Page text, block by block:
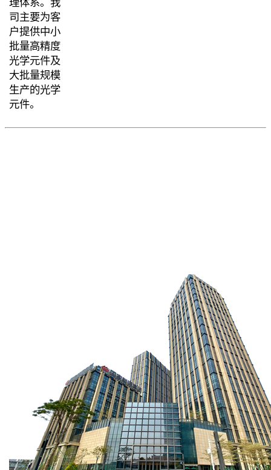
理体系。我
司主要为客
户提供中小
批量高精度
光学元件及
大批量规模
生产的光学
元件。